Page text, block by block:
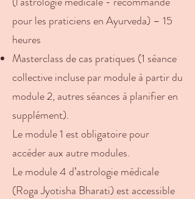
pour les praticiens en Ayurveda) – 15
heures
Masterclass de cas pratiques (1 séance
collective incluse par module à partir du
module 2, autres séances à planifier en
supplément).
Le module 1 est obligatoire pour
accéder aux autre modules.
Le module 4 d’astrologie médicale
(Roga Jyotisha Bharati) est accessible